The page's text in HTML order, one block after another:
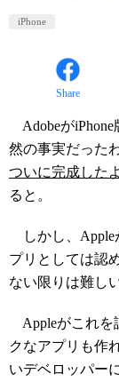
iPhone
Share
AdobeがiPhone
然の事実だった
ついに完成した
ると。
しかし、Apple
プリとしては認
ない限りは難し
Appleがこれを
クなアプリも作
いデベロッパー